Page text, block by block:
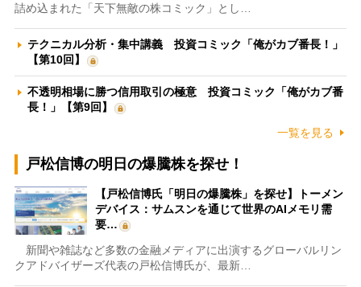
詰め込まれた「天下無敵の株コミック」とし…
テクニカル分析・集中講義 投資コミック「俺がカブ番長！」
【第10回】
不透明相場に勝つ信用取引の極意 投資コミック「俺がカブ番
長！」【第9回】
一覧を見る
戸松信博の明日の爆騰株を探せ！
【戸松信博氏「明日の爆騰株」を探せ】トーメン
デバイス：サムスンを通じて世界のAIメモリ需
要…
新聞や雑誌など多数の金融メディアに出演するグローバルリン
クアドバイザーズ代表の戸松信博氏が、最新…